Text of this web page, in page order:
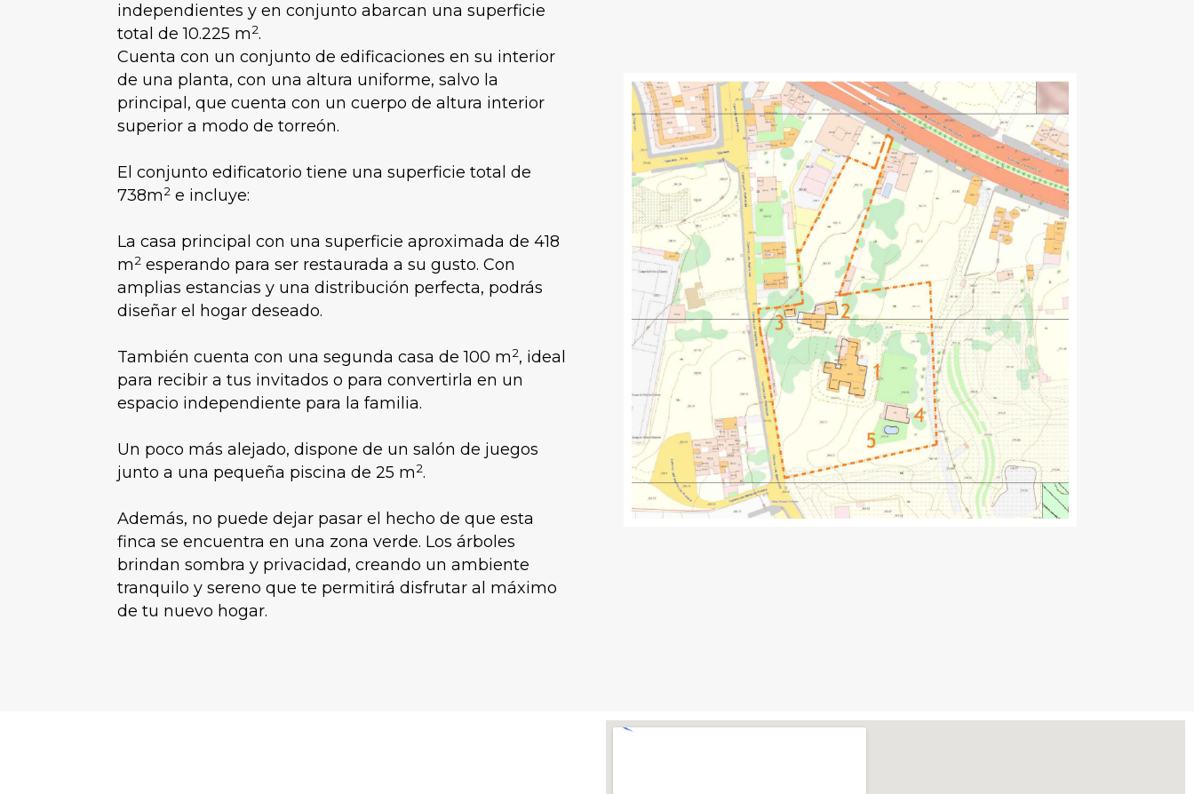
independientes y en conjunto abarcan una superficie
total de 10.225 m2.
Cuenta con un conjunto de edificaciones en su interior
de una planta, con una altura uniforme, salvo la
principal, que cuenta con un cuerpo de altura interior
superior a modo de torreón.
El conjunto edificatorio tiene una superficie total de
738m2 e incluye:
La casa principal con una superficie aproximada de 418
m2 esperando para ser restaurada a su gusto. Con
amplias estancias y una distribución perfecta, podrás
diseñar el hogar deseado.
También cuenta con una segunda casa de 100 m2, ideal
para recibir a tus invitados o para convertirla en un
espacio independiente para la familia.
Un poco más alejado, dispone de un salón de juegos
junto a una pequeña piscina de 25 m2.
Además, no puede dejar pasar el hecho de que esta
finca se encuentra en una zona verde. Los árboles
brindan sombra y privacidad, creando un ambiente
tranquilo y sereno que te permitirá disfrutar al máximo
de tu nuevo hogar.